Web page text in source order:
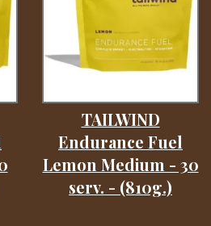
TAILWIND
Endurance Fuel
Lemon Medium - 30
serv. - (810g.)